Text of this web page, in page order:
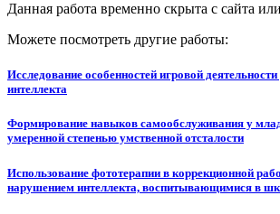
Данная работа временно скрыта с сайта
Можете посмотреть другие работы:
Исследование особенностей игровой
интеллекта
Формирование навыков самообслуживания у
умеренной степенью умственной отсталости
Использование фототерапии в коррекционной
нарушением интеллекта, воспитывающимися в